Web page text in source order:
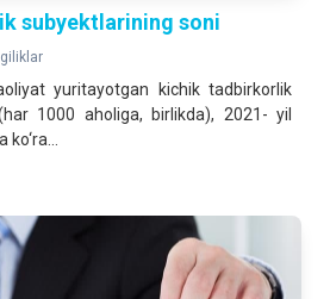
subyektlarining soni
yuritayotgan kichik tadbirkorlik
1000 aholiga, birlikda), 2021- yil